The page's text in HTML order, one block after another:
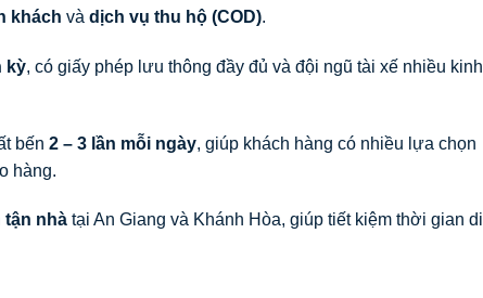
khách và dịch vụ thu hộ (COD).
kỳ, có giấy phép lưu thông đầy đủ và đội ngũ tài xế nhiều kinh
bến 2 – 3 lần mỗi ngày, giúp khách hàng có nhiều lựa chọn
hàng.
tận nhà tại An Giang và Khánh Hòa, giúp tiết kiệm thời gian di